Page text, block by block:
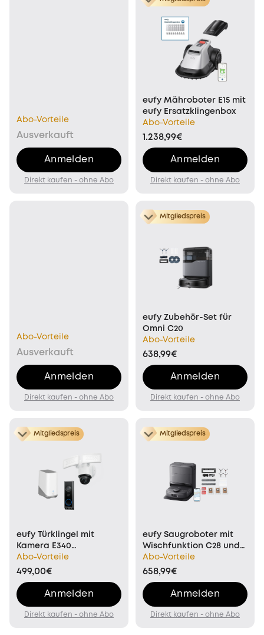
Abo-Vorteile
Ausverkauft
Anmelden
Direkt kaufen - ohne Abo
eufy Mähroboter E15 mit
eufy Ersatzklingenbox
Abo-Vorteile
1.238,99€
Anmelden
Direkt kaufen - ohne Abo
Abo-Vorteile
Ausverkauft
Anmelden
Direkt kaufen - ohne Abo
Mitgliedspreis
eufy Zubehör‑Set für
Omni C20
Abo-Vorteile
638,99€
Anmelden
Direkt kaufen - ohne Abo
Mitgliedspreis
eufy Türklingel mit
Kamera E340
(Akkubetrieben),
Flutlichtkamera E340
Abo-Vorteile
499,00€
Anmelden
Direkt kaufen - ohne Abo
Mitgliedspreis
eufy Saugroboter mit
Wischfunktion C28 und
Ersatzteilset C28 Omni
Saugroboter
Abo-Vorteile
658,99€
Anmelden
Direkt kaufen - ohne Abo